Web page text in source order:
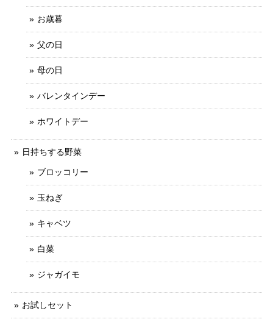
お歳暮
父の日
母の日
バレンタインデー
ホワイトデー
日持ちする野菜
ブロッコリー
玉ねぎ
キャベツ
白菜
ジャガイモ
お試しセット